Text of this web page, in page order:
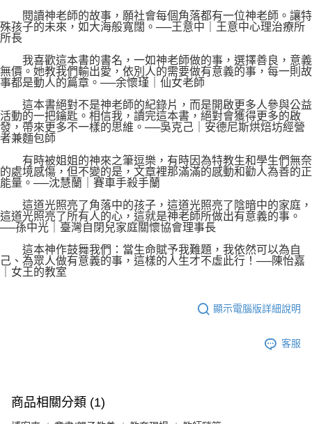
閱讀神老師的故事，願社會每個角落都有一位神老師。讓特
殊孩子的未來，如大海般寬闊。──王意中｜王意中心理治療所
所長
我喜歡這本書的書名，一如神老師做的事，選擇善良，意義
無價。她教我們輸出愛，依別人的需要做有意義的事，每一則故
事都是動人的篇章。──余懷瑾｜仙女老師
這本書絕對不是神老師的紀錄片，而是開啟更多人參與公益
活動的一把鑰匙。相信我，讀完這本書，絕對會獲得更多的啟
發，帶來更多不一樣的思維。──吳克己｜安德尼斯烘焙坊經營
者兼麵包師
有時被姐姐的神來之筆逗樂，有時因為特教生和學生們無奈
的處境感傷，但不變的是，文章裡那滿滿的感動和勸人為善的正
能量。──沈慧蘭｜賽車手殺手蘭
這道光照亮了角落中的孩子，這道光照亮了陰暗中的家庭，
這道光照亮了所有人的心，這就是神老師所做出有意義的事。
──孫中光｜臺灣自閉兒家庭關懷協會理事長
這本神作鼓舞我們：當生命賦予我難題，我依然可以為自
己、為眾人做有意義的事，這樣的人生才不虛此行！──陳怡嘉
｜女王的教室
顯示電腦版詳細說明
客服
商品相關分類 (1)